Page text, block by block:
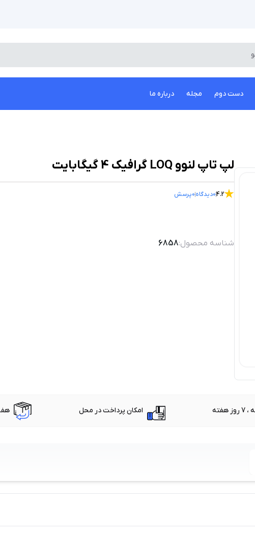
دست دوم مجله درباره ما
لپ تاپ لنوو LOQ گرافیک 4 گیگابایت
4.2
0دیدگاه0پرسش
شناسه محصول:6858
امکان پرداخت در محل